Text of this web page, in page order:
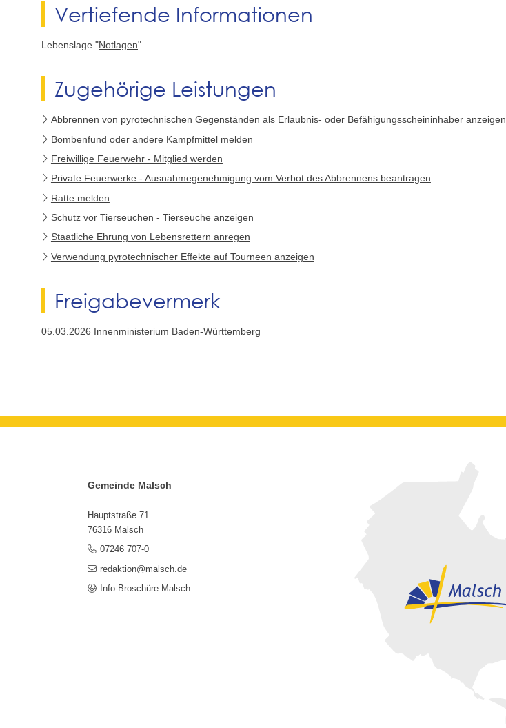
Vertiefende Informationen
Lebenslage "Notlagen"
Zugehörige Leistungen
Abbrennen von pyrotechnischen Gegenständen als Erlaubnis- oder Befähigungsscheininhaber anzeigen
Bombenfund oder andere Kampfmittel melden
Freiwillige Feuerwehr - Mitglied werden
Private Feuerwerke - Ausnahmegenehmigung vom Verbot des Abbrennens beantragen
Ratte melden
Schutz vor Tierseuchen - Tierseuche anzeigen
Staatliche Ehrung von Lebensrettern anregen
Verwendung pyrotechnischer Effekte auf Tourneen anzeigen
Freigabevermerk
05.03.2026 Innenministerium Baden-Württemberg
Gemeinde Malsch
Hauptstraße 71
76316 Malsch
07246 707-0
redaktion@malsch.de
Info-Broschüre Malsch